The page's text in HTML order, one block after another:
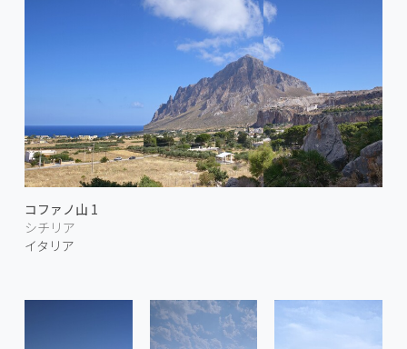
コファノ山 1
シチリア
イタリア